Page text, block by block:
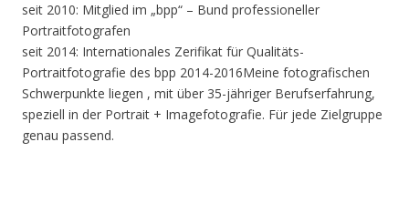
seit 2010: Mitglied im „bpp“ – Bund professioneller
Portraitfotografen
seit 2014: Internationales Zerifikat für Qualitäts-
Portraitfotografie des bpp 2014-2016Meine fotografischen
Schwerpunkte liegen , mit über 35-jähriger Berufserfahrung,
speziell in der Portrait + Imagefotografie. Für jede Zielgruppe
genau passend.